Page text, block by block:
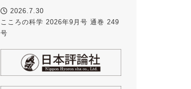
2026.7.30
こころの科学 2026年9月号 通巻 249
号